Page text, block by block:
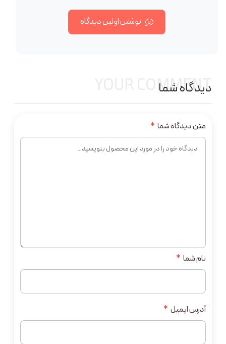
نوشتن اولین دیدگاه
دیدگاه شما
YOUR COMMENT
نام شما *
آدرس ایمیل *
متن دیدگاه شما *